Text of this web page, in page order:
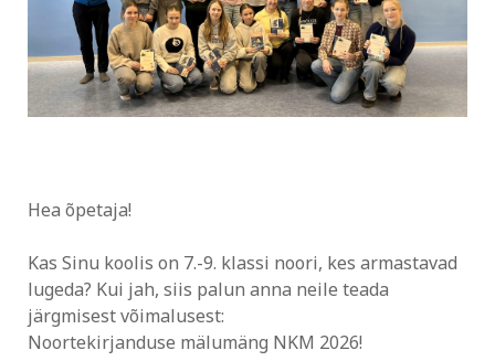
Hea õpetaja!
Kas Sinu koolis on 7.-9. klassi noori, kes armastavad
lugeda? Kui jah, siis palun anna neile teada
järgmisest võimalusest:
Noortekirjanduse mälumäng NKM 2026!